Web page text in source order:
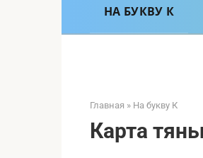
НА БУКВУ К
Главная » На букву К
Карта